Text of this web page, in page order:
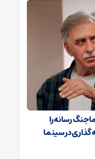
جنگ رسانه را
گذاری در سینما